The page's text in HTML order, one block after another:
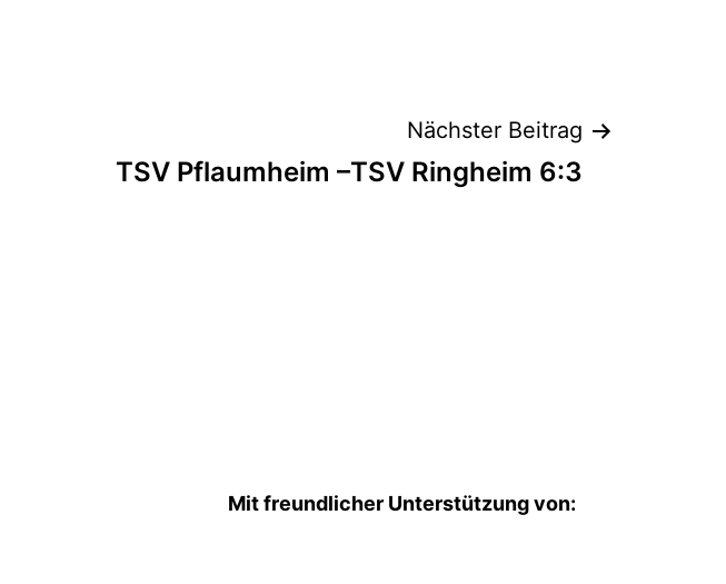
Nächster Beitrag
TSV Pflaumheim –TSV Ringheim 6:3
Mit freundlicher Unterstützung von: